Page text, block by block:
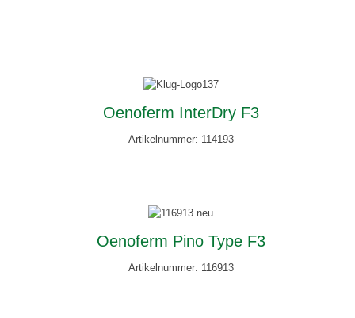
Oenoferm InterDry F3
Artikelnummer: 114193
Oenoferm Pino Type F3
Artikelnummer: 116913